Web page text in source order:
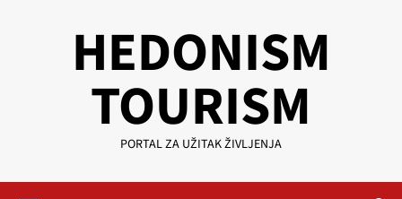
HEDONISM
TOURISM
PORTAL ZA UŽITAK ŽIVLJENJA